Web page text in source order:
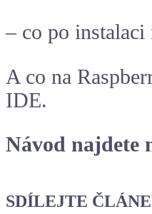
– co po instalaci
A co na
IDE.
Návod najdete
SDÍLEJTE